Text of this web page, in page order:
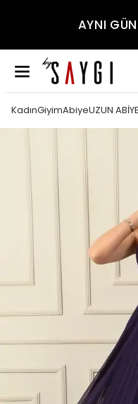
AYNI
KadınGiyimAbiyeUZUN ABİYE